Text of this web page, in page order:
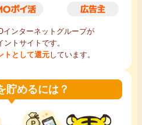
インターネットグループが
トサイトです。
トとして還元しています。
貯めるには？